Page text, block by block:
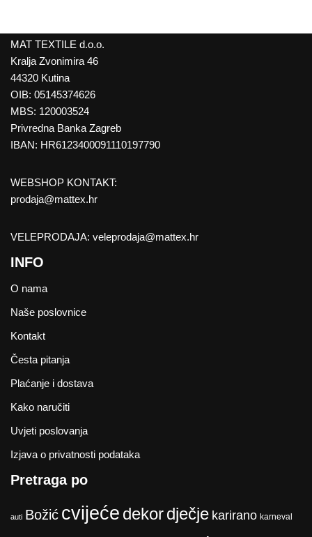
MAT TEXTILE d.o.o.
Kralja Zvonimira 46
44320 Kutina
OIB: 05145374626
MBS: 120003524
Privredna Banka Zagreb
IBAN: HR6123400091110197790
WEBSHOP KONTAKT:
prodaja@mattex.hr
VELEPRODAJA: veleprodaja@mattex.hr
INFO
O nama
Naše poslovnice
Kontakt
Česta pitanja
Plaćanje i dostava
Kako naručiti
Uvjeti poslovanja
Izjava o privatnosti podataka
Pretraga po
auti Božić cvijeće dekordječje karirano karneval